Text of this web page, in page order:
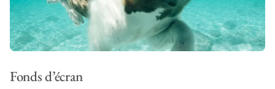
Fonds d’écran